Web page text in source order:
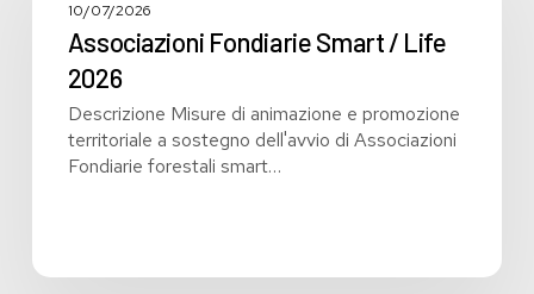
2026
10/07/2026
Associazioni Fondiarie Smart / Life
2026
Descrizione Misure di animazione e promozione
territoriale a sostegno dell'avvio di Associazioni
Fondiarie forestali smart…